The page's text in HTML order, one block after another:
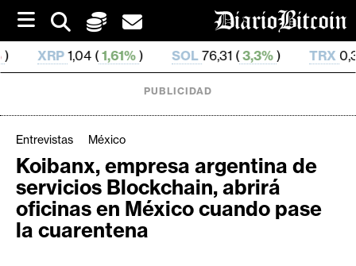
i
p
t
o
SOL76,31 (3,3%) TRX0,328 469 (0,32%
C
r
i
p
PUBLICIDAD
Entrevistas México
Koibanx, empresa argentina de
servicios Blockchain, abrirá
oficinas en México cuando pase
la cuarentena